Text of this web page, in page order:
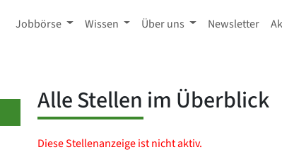
Jobbörse Wissen Über uns Newsletter
Alle Stellen im Überblick
Diese Stellenanzeige ist nicht aktiv.